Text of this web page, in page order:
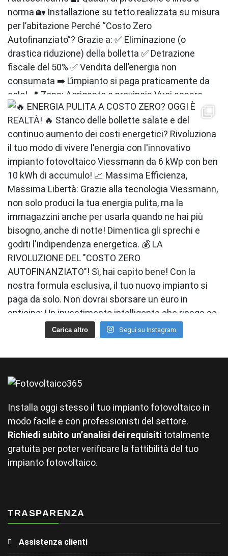
Carica altro Segui su Instagram
Installa oggi stesso il tuo impianto fotovoltaico in
modo facile e con professionisti del settore.
Richiedi subito un’analisi dei requisiti totalmente
gratuita per poter verificare la fattibilità del tuo
impianto fotovoltaico.
TRASPARENZA
Assistenza clienti